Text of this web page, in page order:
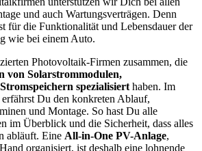
und auch Wartungsverträgen. Denn
für die Funktionalität und Lebensdauer der
wie bei einem Auto.
Photovoltaik-Firmen zusammen, die
von Solarstrommodulen,
spezialisiert haben. Im
Du den konkreten Ablauf,
und Montage. So hast Du alle
im Überblick und die Sicherheit, dass alles
abläuft. Eine All-in-One PV-Anlage,
organisiert, ist deshalb eine lohnende